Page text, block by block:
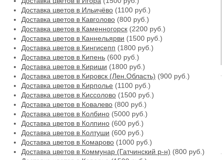
Доставка цветов в Ильичёво (1100 руб.)
Доставка цветов в Кавголово (800 руб.)
Доставка цветов в Каменногорск (2200 руб.)
Доставка цветов в Каннельярви (1500 руб.)
Доставка цветов в Кингисепп (1800 руб.)
Доставка цветов в Кипень (600 руб.)
Доставка цветов в Кириши (1800 руб.)
Доставка цветов в Кировск (Лен.Область) (900 руб.)
Доставка цветов в Кирполье (1100 руб.)
Доставка цветов в Киссолово (1500 руб.)
Доставка цветов в Ковалево (800 руб.)
Доставка цветов в Колбино (5000 руб.)
Доставка цветов в Колпино (600 руб.)
Доставка цветов в Колтуши (600 руб.)
Доставка цветов в Комарово (1000 руб.)
Доставка цветов в Коммунар (Гатчинский р-н) (800 руб.)